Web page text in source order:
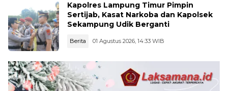
Kapolres Lampung Timur Pimpin
Sertijab, Kasat Narkoba dan Kapolsek
Sekampung Udik Berganti
Berita 01 Agustus 2026, 14:33 WIB